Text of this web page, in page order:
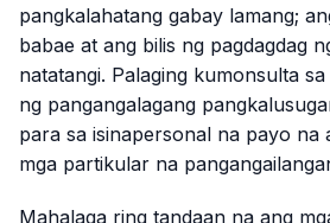
pangkalahatang gabay lamang;
babae at ang bilis ng pagdagdag
natatangi. Palaging kumonsulta
ng pangangalagang
para sa isinapersonal na payo na
mga partikular na
Mahalaga ring tandaan na ang